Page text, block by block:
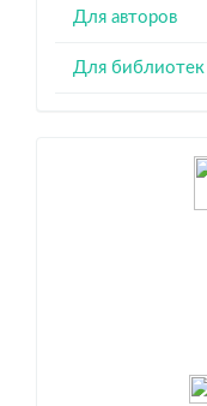
Для авторов
Для библиотек